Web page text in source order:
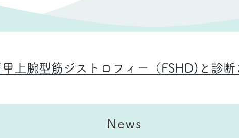
甲上腕型筋ジストロフィー（FSHD)と診断
News